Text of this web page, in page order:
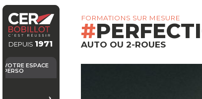
DEPUIS 1971
VOTRE ESPACE
PERSO
FORMATIONS SUR MESURE
AUTO OU 2-ROUES